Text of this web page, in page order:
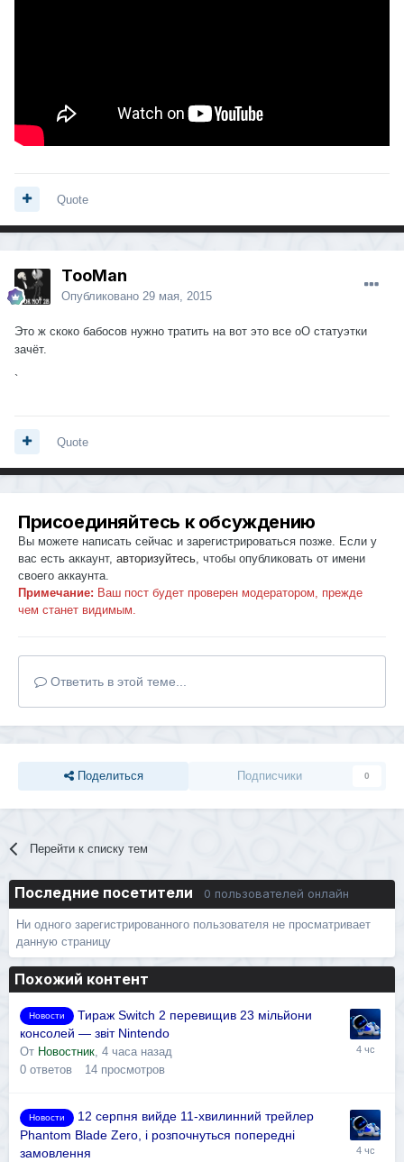
Quote
TooMan
Опубликовано 29 мая, 2015
Это ж скоко бабосов нужно тратить на вот это все оО статуэтки
зачёт.
`
Quote
Присоединяйтесь к обсуждению
Вы можете написать сейчас и зарегистрироваться позже. Если у
вас есть аккаунт, авторизуйтесь , чтобы опубликовать от имени
своего аккаунта.
Примечание: Ваш пост будет проверен модератором, прежде
чем станет видимым.
Ответить в этой теме...
Поделиться Подписчики 0
Перейти к списку тем
Последние посетители 0 пользователей онлайн
Ни одного зарегистрированного пользователя не просматривает
данную страницу
Похожий контент
Новости
Тираж Switch 2 перевищив 23 мільйони
консолей — звіт Nintendo
От Новостник, 4 часа назад
0 ответов 14 просмотров
Новости
12 серпня вийде 11-хвилинний трейлер
Phantom Blade Zero, і розпочнуться попередні
замовлення